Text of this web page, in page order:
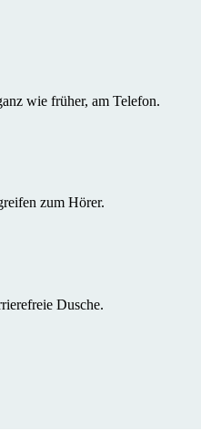
wie früher, am Telefon.
zum Hörer.
Dusche.